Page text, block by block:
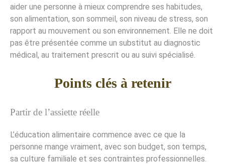
aider une personne à mieux comprendre ses habitudes,
son alimentation, son sommeil, son niveau de stress, son
rapport au mouvement ou son environnement. Elle ne doit
pas être présentée comme un substitut au diagnostic
médical, au traitement prescrit ou au suivi spécialisé.
Points clés à retenir
Partir de l’assiette réelle
L’éducation alimentaire commence avec ce que la
personne mange vraiment, avec son budget, son temps,
sa culture familiale et ses contraintes professionnelles.